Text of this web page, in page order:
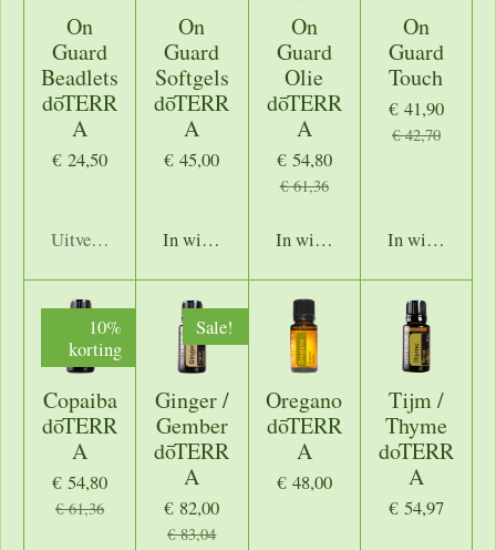
On
Guard
Beadlets
dōTERR
A
€ 24,50
Uitverkocht
On
Guard
Softgels
dōTERR
A
€ 45,00
In winkelwagen
On
Guard
Olie
dōTERR
A
€ 54,80
€ 61,36
In winkelwagen
On
Guard
Touch
€ 41,90
€ 42,70
In
10%
korting
Copaiba
dōTERR
A
€ 54,80
€ 61,36
Sale!
Ginger /
Gember
dōTERR
A
€ 82,00
€ 83,04
Oregano
dōTERR
A
€ 48,00
Tijm /
Thyme
doTERR
A
€ 54,97